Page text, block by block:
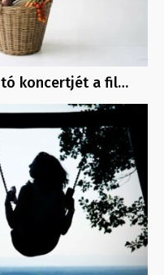
koncertjét a fil…